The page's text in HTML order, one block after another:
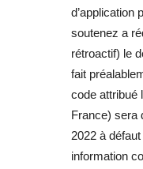
d’application
soutenez a
rétroactif) le
fait
code attribué
France) sera
2022 à
information